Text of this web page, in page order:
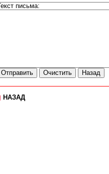
Текст письма:
НАЗАД